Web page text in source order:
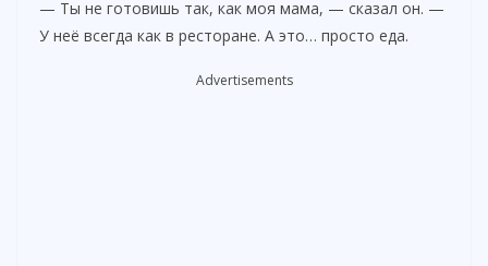
— Ты не готовишь так, как моя мама, — сказал он. —
У неё всегда как в ресторане. А это… просто еда.
Advertisements